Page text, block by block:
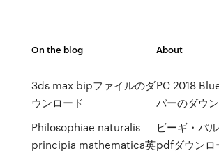
On the blog
3ds max bipファイルのダ
ウンロード
Philosophiae naturalis
principia mathematica英
About
PC 2018
バーのダウ
ビーギ・パ
pdfダウンロ